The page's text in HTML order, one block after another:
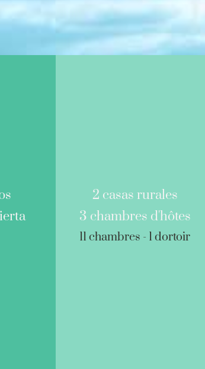
2 casas rurales
3 chambres d'hôtes
11 chambres - 1 dortoir